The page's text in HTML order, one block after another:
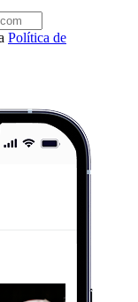
Política de